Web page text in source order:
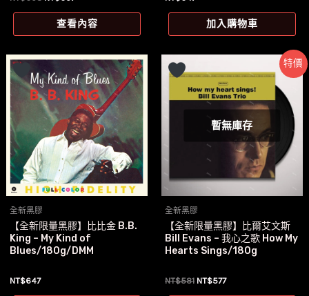
格：
價
格：
查看內容 加入購物車
全新黑膠
【全新限量黑膠】比比金 B.B.
King – My Kind of
Blues/180g/DMM
NT$647
特價
暫無庫存
全新黑膠
【全新限量黑膠】比爾艾文斯
Bill Evans – 我心之歌 How My
Hearts Sings/180g
NT$581 原
NT$577目